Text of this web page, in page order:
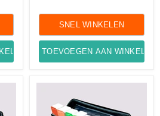
SNEL WINKELEN
TOEVOEGEN AAN